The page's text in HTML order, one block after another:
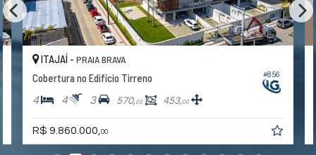
Sacada / Varanda
Sala
Sala de Estar
Cozinha
Espaço Gourmet
Lavabo
Churrasqueira
Vista Mar
Acabamento em Gesso
#856
ITAJAÍ -PRAIA BRAVA
Cobertura no Edifício Tirreno
4 4 3 570,00 453,00
R$ 9.860.000,00